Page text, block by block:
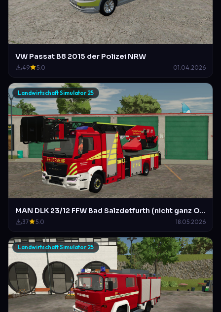
VW Passat B8 2015 der Polizei NRW
49 5.0 01.04.2026
Landwirtschaft Simulator 25
MAN DLK 23/12 FFW Bad Salzdetfurth (nicht ganz Original)
37 5.0 18.05.2026
Landwirtschaft Simulator 25